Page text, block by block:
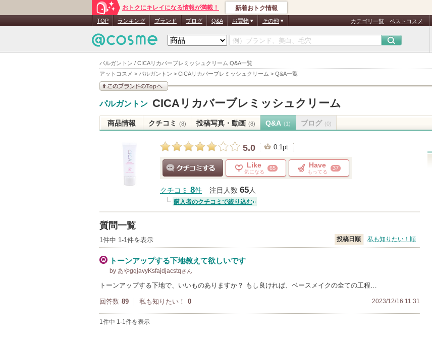
パルガントン / CICAリカバーブレミッシュクリーム Q&A一覧
アットコスメ > パルガントン > CICAリカバーブレミッシュクリーム > Q&A一覧
おトクにキレイになる情報が満載！ 新着おトク情報
TOP ランキング ブランド ブログ Q&A お買物 その他 カテゴリ一覧 ベストコスメ
パルガントン CICAリカバーブレミッシュクリーム
商品情報 クチコミ (8) 投稿写真・動画 (8) Q&A (1) ブログ (0)
5.0 0.1pt
Like
気になる
65 Have
もってる
37
クチコミ 8件 注目人数 65人
購入者のクチコミで絞り込む
質問一覧
1件中 1-1件を表示 投稿日順 私も知りたい！順
トーンアップする下地教えて欲しいです
by あやgqjavyKsfajdjacstqさん
トーンアップする下地で、いいものありますか？ もし良ければ、ベースメイクの全ての工程…
回答数 89 私も知りたい！ 0 2023/12/16 11:31
1件中 1-1件を表示